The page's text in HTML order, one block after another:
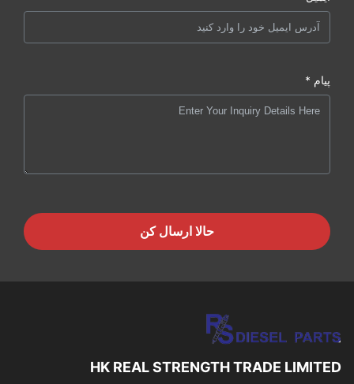
پیام *
حالا ارسال کن
HK REAL STRENGTH TRADE LIMITED